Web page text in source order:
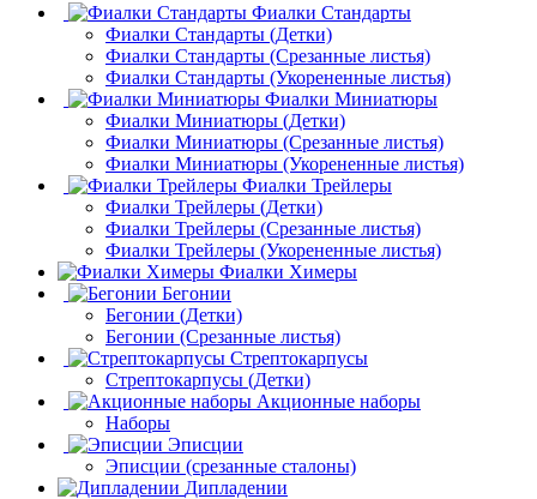
Фиалки Стандарты
Фиалки Стандарты (Детки)
Фиалки Стандарты (Срезанные листья)
Фиалки Стандарты (Укорененные листья)
Фиалки Миниатюры
Фиалки Миниатюры (Детки)
Фиалки Миниатюры (Срезанные листья)
Фиалки Миниатюры (Укорененные листья)
Фиалки Трейлеры
Фиалки Трейлеры (Детки)
Фиалки Трейлеры (Срезанные листья)
Фиалки Трейлеры (Укорененные листья)
Фиалки Химеры
Бегонии
Бегонии (Детки)
Бегонии (Срезанные листья)
Стрептокарпусы
Стрептокарпусы (Детки)
Акционные наборы
Наборы
Эписции
Эписции (срезанные сталоны)
Дипладении